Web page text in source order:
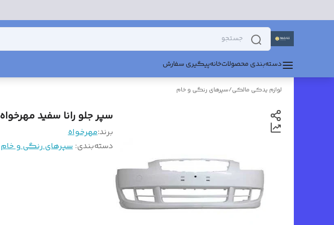
دسته‌بندی محصولاتخانهپیگیری سفارش
لوازم یدکی مالکی/سپرهای رنگی و خام
سپر جلو رانا سفید مهرخواه
برند:مهرخواه
دسته‌بندی: سپرهای رنگی و خام